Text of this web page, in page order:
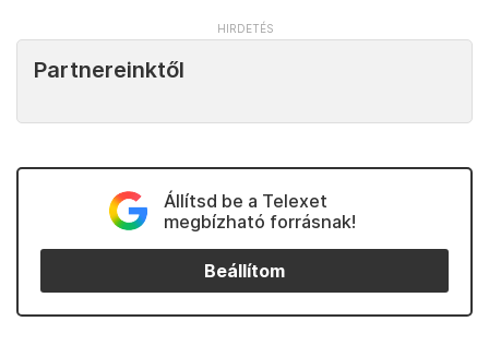
Partnereinktől
Állítsd be a Telexet
megbízható forrásnak!
Beállítom